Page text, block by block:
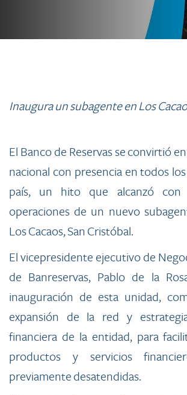
​Inaugura un subagente en Los
El Banco de Reservas se convirtió
nacional con presencia en todos
país, un hito que alcanzó
operaciones de un nuevo
Los Cacaos, San Cristóbal.
El vicepresidente ejecutivo de
de Banreservas, Pablo de la
inauguración de esta unidad,
expansión de la red y
financiera de la entidad, para
productos y servicios
previamente desatendidas.